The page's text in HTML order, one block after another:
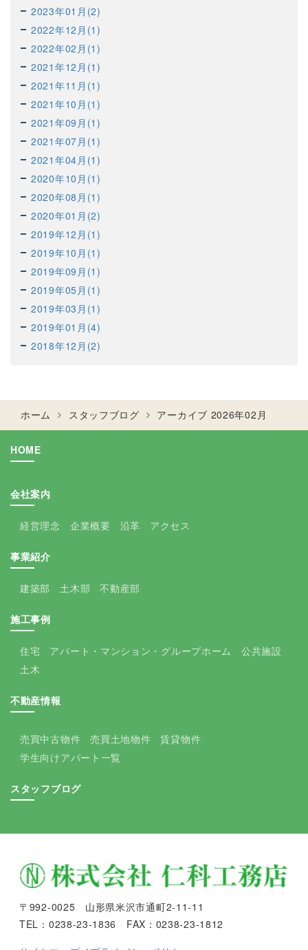
2023年01月(2)
2022年12月(1)
2022年02月(1)
2021年12月(1)
2021年11月(1)
2021年10月(1)
2021年09月(1)
2021年07月(1)
2021年04月(1)
2020年10月(1)
2020年08月(1)
2020年01月(2)
2019年12月(1)
2019年10月(1)
2019年09月(1)
2019年05月(1)
2019年03月(1)
2019年01月(4)
2018年12月(2)
ホーム スタッフブログ アーカイブ 2026年02月
HOME
会社案内
経営理念 企業概要 沿革 アクセス
事業紹介
建築部 土木部 不動産部
施工事例
住宅 アパート・マンション・グループホーム
公共施設
土木
不動産情報
売買中古物件 売買土地物件
賃貸物件
学生向けアパート一覧
スタッフブログ
〒992-0025 山形県米沢市通町2-11-11
TEL：0238-23-1836 FAX：0238-23-1812